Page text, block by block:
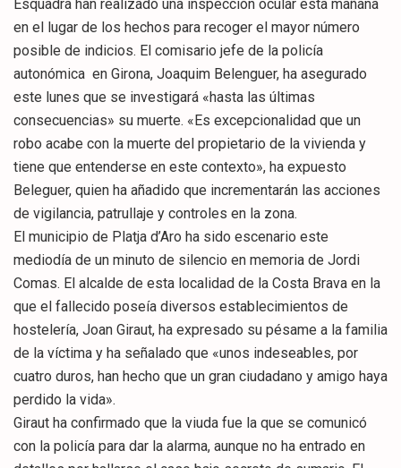
Esquadra han realizado una inspección ocular esta mañana
en el lugar de los hechos para recoger el mayor número
posible de indicios. El comisario jefe de la policía
autonómica en Girona, Joaquim Belenguer, ha asegurado
este lunes que se investigará «hasta las últimas
consecuencias» su muerte. «Es excepcionalidad que un
robo acabe con la muerte del propietario de la vivienda y
tiene que entenderse en este contexto», ha expuesto
Beleguer, quien ha añadido que incrementarán las acciones
de vigilancia, patrullaje y controles en la zona.
El municipio de Platja d’Aro ha sido escenario este
mediodía de un minuto de silencio en memoria de Jordi
Comas. El alcalde de esta localidad de la Costa Brava en la
que el fallecido poseía diversos establecimientos de
hostelería, Joan Giraut, ha expresado su pésame a la familia
de la víctima y ha señalado que «unos indeseables, por
cuatro duros, han hecho que un gran ciudadano y amigo haya
perdido la vida».
Giraut ha confirmado que la viuda fue la que se comunicó
con la policía para dar la alarma, aunque no ha entrado en